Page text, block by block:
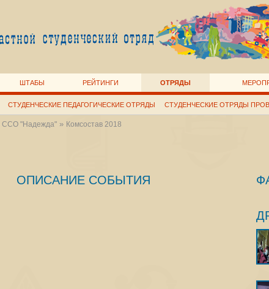
ШТАБЫ РЕЙТИНГИ ОТРЯДЫ
СТУДЕНЧЕСКИЕ ПЕДАГОГИЧЕСКИЕ ОТРЯДЫ СТУДЕНЧЕСКИЕ ОТРЯДЫ
ССО "Надежда"» Комсостав 2018
ОПИСАНИЕ СОБЫТИЯ